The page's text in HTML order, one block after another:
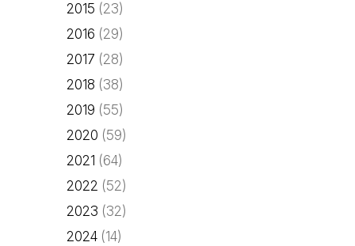
2015 (23)
2016 (29)
2017 (28)
2018 (38)
2019 (55)
2020 (59)
2021 (64)
2022 (52)
2023 (32)
2024 (14)